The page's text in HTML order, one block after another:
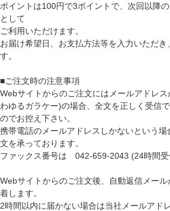
ポイントは100円で3ポイントで、次回以降
として
ご利用いただけます。
お届け希望日、お支払方法等を入力いただき
す。
■ご注文時の注意事項
Webサイトからのご注文にはメールアドレ
わゆるガラケー)の場合、全文を正しく受信
のでお控え下さい。
携帯電話のメールアドレスしかないという
文を承っております。
ファックス番号は 042-659-2043 (24時間
Webサイトからのご注文後、自動返信メー
着します。
2時間以内に届かない場合は当社メールアド